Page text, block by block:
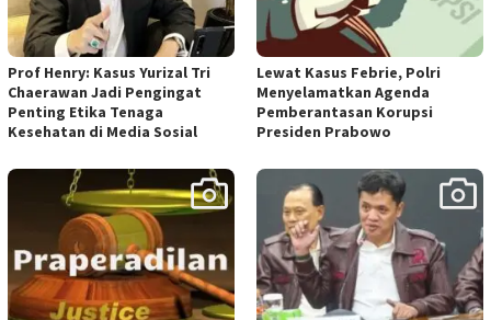
Prof Henry: Kasus Yurizal Tri
Chaerawan Jadi Pengingat
Penting Etika Tenaga
Kesehatan di Media Sosial
Lewat Kasus Febrie, Polri
Menyelamatkan Agenda
Pemberantasan Korupsi
Presiden Prabowo